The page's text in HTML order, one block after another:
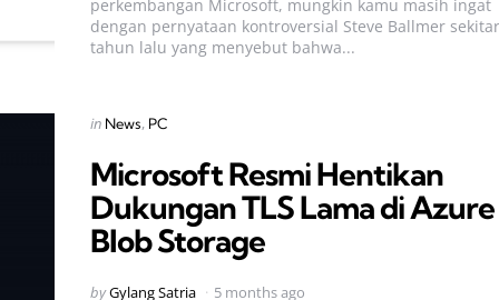
perkembangan Microsoft, mungkin kamu masih ingat
dengan pernyataan kontroversial Steve Ballmer
tahun lalu yang menyebut bahwa...
Categories
Posted
in News PC
Microsoft Resmi Hentikan
Dukungan TLS Lama di Azure
Blob Storage
Posted
byGylang Satria 5 months ago